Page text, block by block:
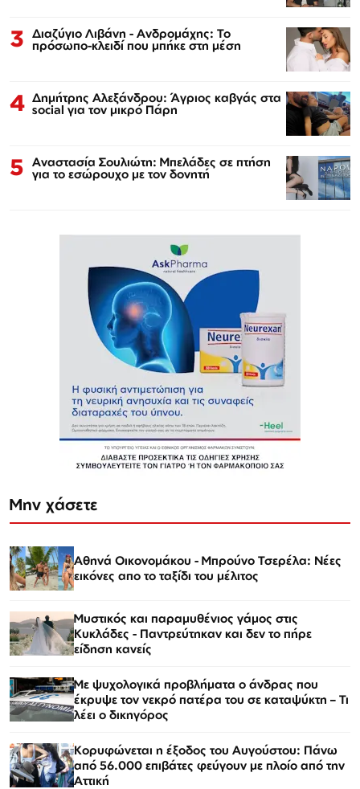
3 Διαζύγιο Λιβάνη - Ανδρομάχης: Το
πρόσωπο-κλειδί που μπήκε στη μέση
4 Δημήτρης Αλεξάνδρου: Άγριος καβγάς στα
social για τον μικρό Πάρη
5 Αναστασία Σουλιώτη: Μπελάδες σε πτήση
για το εσώρουχο με τον δονητή
Μην χάσετε
Αθηνά Οικονομάκου - Μπρούνο Τσερέλα: Νέες
εικόνες απο το ταξίδι του μέλιτος
Μυστικός και παραμυθένιος γάμος στις
Κυκλάδες - Παντρεύτηκαν και δεν το πήρε
είδηση κανείς
Με ψυχολογικά προβλήματα ο άνδρας που
έκρυψε τον νεκρό πατέρα του σε καταψύκτη – Τι
λέει ο δικηγόρος
Κορυφώνεται η έξοδος του Αυγούστου: Πάνω
από 56.000 επιβάτες φεύγουν με πλοίο από την
Αττική